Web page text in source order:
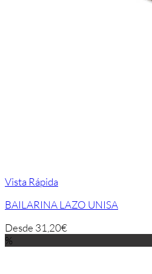
Vista Rápida
BAILARINA LAZO UNISA
Desde 31,20€
%